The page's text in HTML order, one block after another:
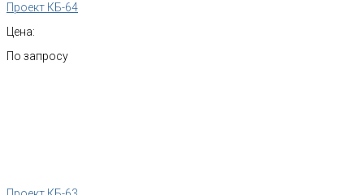
Проект КБ-64
Цена:
По запросу